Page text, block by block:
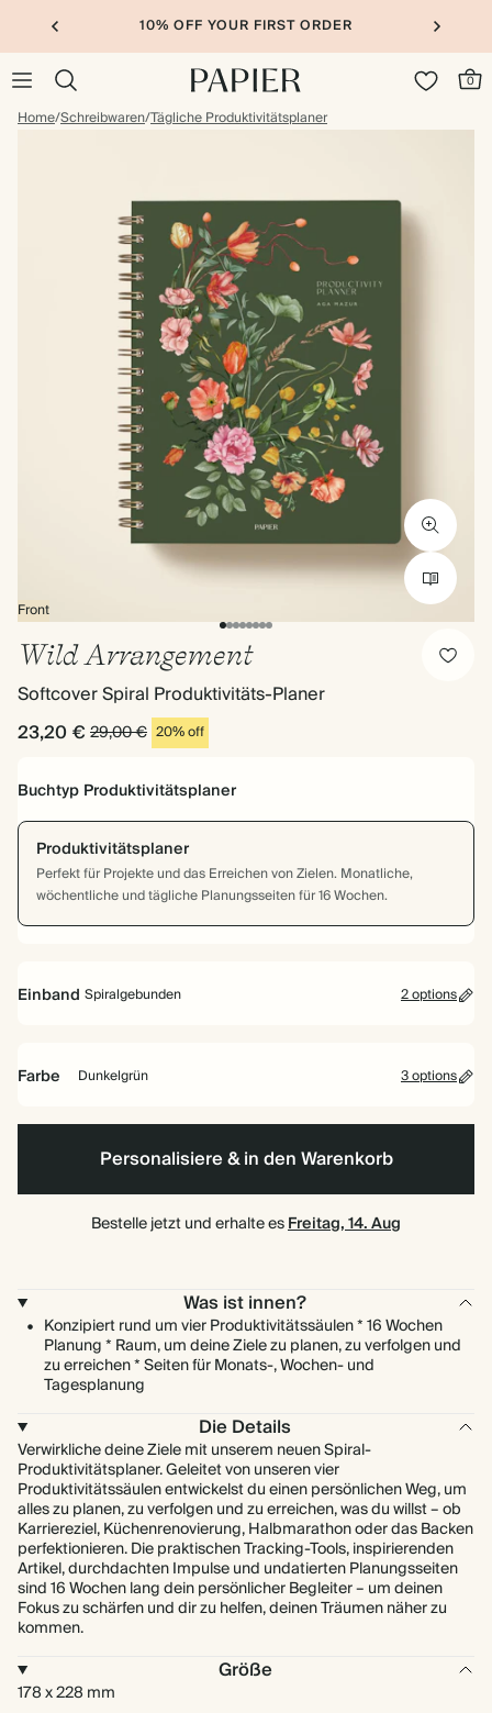
10% OFF YOUR FIRST ORDER
0
Home/Schreibwaren/Tägliche Produktivitätsplaner
Front
Wild Arrangement
Softcover Spiral Produktivitäts-Planer
23,20 € 29,00 € 20% off
Buchtyp Produktivitätsplaner
Produktivitätsplaner
Perfekt für Projekte und das Erreichen von Zielen. Monatliche,
wöchentliche und tägliche Planungsseiten für 16 Wochen.
Einband Spiralgebunden 2 options
SpiralgebundenHardcover
Farbe Dunkelgrün 3 options
Marineblau
Dunkelgrün
Creme
Personalisiere & in den Warenkorb
Bestelle jetzt und erhalte esFreitag, 14. Aug
Was ist innen?
Konzipiert rund um vier Produktivitätssäulen * 16 Wochen
Planung * Raum, um deine Ziele zu planen, zu verfolgen und
zu erreichen * Seiten für Monats-, Wochen- und
Tagesplanung
Die Details
Verwirkliche deine Ziele mit unserem neuen Spiral-
Produktivitätsplaner. Geleitet von unseren vier
Produktivitätssäulen entwickelst du einen persönlichen Weg, um
alles zu planen, zu verfolgen und zu erreichen, was du willst – ob
Karriereziel, Küchenrenovierung, Halbmarathon oder das Backen
perfektionieren. Die praktischen Tracking-Tools, inspirierenden
Artikel, durchdachten Impulse und undatierten Planungsseiten
sind 16 Wochen lang dein persönlicher Begleiter – um deinen
Fokus zu schärfen und dir zu helfen, deinen Träumen näher zu
kommen.
Größe
178 x 228 mm